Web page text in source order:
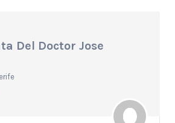
Del Doctor Jose